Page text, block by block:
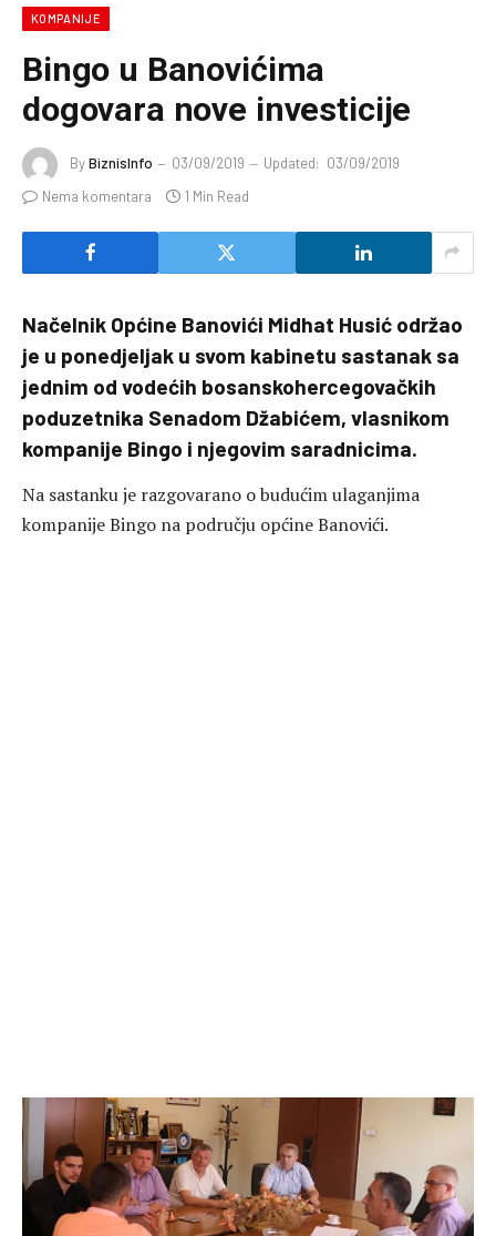
KOMPANIJE
Bingo u Banovićima
dogovara nove investicije
ByBiznisInfo 03/09/2019 Updated: 03/09/2019
Nema komentara
1 Min Read
Načelnik Općine Banovići Midhat Husić održao
je u ponedjeljak u svom kabinetu sastanak sa
jednim od vodećih bosanskohercegovačkih
poduzetnika Senadom Džabićem, vlasnikom
kompanije Bingo i njegovim saradnicima.
Na sastanku je razgovarano o budućim ulaganjima
kompanije Bingo na području općine Banovići.